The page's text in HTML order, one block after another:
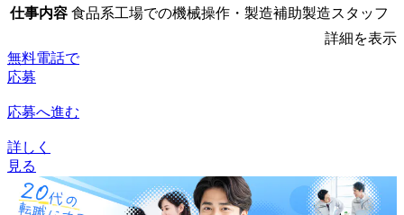
仕事内容 食品系工場での機械操作・製造補助製造スタッフ
詳細を表示
無料電話で
応募
応募へ進む
詳しく
見る